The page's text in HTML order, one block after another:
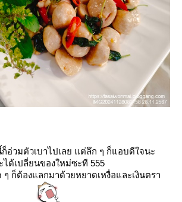
ก็อ่วมตัวเบาไปเลย แต่ลึก ๆ ก็แอบดีใจนะ
ได้เปลี่ยนของใหม่ซะที 555
ก็ต้องแลกมาด้วยหยาดเหงื่อและเงินตรา